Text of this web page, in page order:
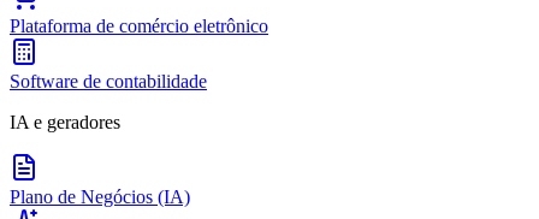
Plataforma de comércio eletrônico
Software de contabilidade
IA e geradores
Plano de Negócios (IA)